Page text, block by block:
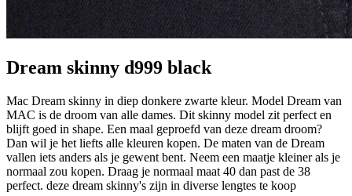
Dream skinny d999 black
Mac Dream skinny in diep donkere zwarte kleur. Model Dream van
MAC is de droom van alle dames. Dit skinny model zit perfect en
blijft goed in shape. Een maal geproefd van deze dream droom?
Dan wil je het liefts alle kleuren kopen. De maten van de Dream
vallen iets anders als je gewent bent. Neem een maatje kleiner als je
normaal zou kopen. Draag je normaal maat 40 dan past de 38
perfect. deze dream skinny's zijn in diverse lengtes te koop